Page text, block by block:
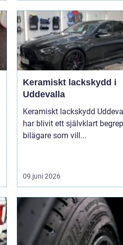
Keramiskt lackskydd i
Uddevalla
Keramiskt lackskydd
har blivit ett självklart
bilägare som vill...
09 juni 2026